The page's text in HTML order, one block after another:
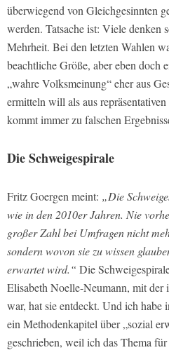
überwiegend von Gleichgesinnten
werden. Tatsache ist: Viele denken
Mehrheit. Bei den letzten Wahlen
beachtliche Größe, aber eben doch
„wahre Volksmeinung“ eher aus
ermitteln will als aus
kommt immer zu falschen
Die Schweigespirale
Fritz Goergen meint: „Die
wie in den 2010er Jahren. Nie
großer Zahl bei Umfragen nicht
sondern wovon sie zu wissen
erwartet wird.“ Die
Elisabeth Noelle-Neumann, mit der
war, hat sie entdeckt. Und ich
ein Methodenkapitel über „sozial
geschrieben, weil ich das Thema